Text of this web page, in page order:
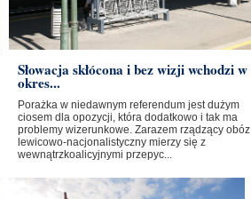
Słowacja skłócona i bez wizji wchodzi w
okres...
Porażka w niedawnym referendum jest dużym
ciosem dla opozycji, która dodatkowo i tak ma
problemy wizerunkowe. Zarazem rządzący obóz
lewicowo-nacjonalistyczny mierzy się z
wewnątrzkoalicyjnymi przepyc...